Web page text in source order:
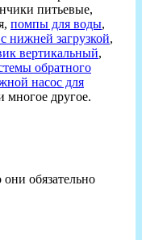
питьевые,
помпы для воды,
нижней загрузкой,
вертикальный,
обратного
насос для
многое другое.
обязательно